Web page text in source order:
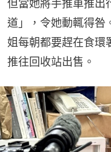
但當她將手推車推出
道」，令她動輒得咎
姐每朝都要趕在食環
推往回收站出售。